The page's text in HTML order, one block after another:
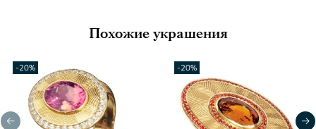
Похожие украшения
-20% -20%